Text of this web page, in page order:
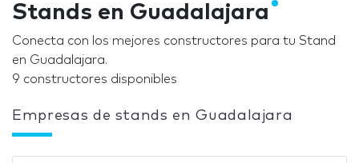
Stands en Guadalajara
Conecta con los mejores constructores para tu Stand
en Guadalajara.
9 constructores disponibles
Empresas de stands en Guadalajara